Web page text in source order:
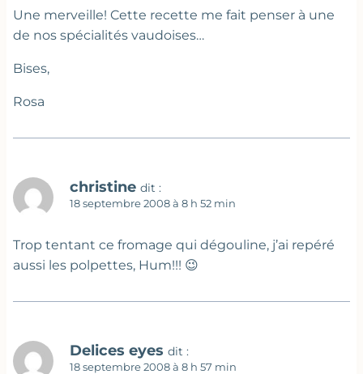
Une merveille! Cette recette me fait penser à une
de nos spécialités vaudoises…
Bises,
Rosa
christine dit :
18 septembre 2008 à 8 h 52 min
Trop tentant ce fromage qui dégouline, j’ai repéré
aussi les polpettes, Hum!!! 😉
Delices eyes dit :
18 septembre 2008 à 8 h 57 min